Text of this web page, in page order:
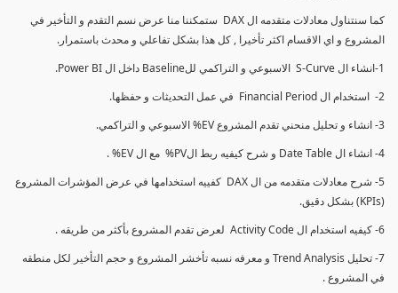
كما سنتناول معادلات متقدمه ال DAX ستمكننا منا عرض نسم التقدم و التأخير في
المشروع و اي الاقسام اكثر تأخيرا , كل هذا بشكل تفاعلي و محدث باستمرار.
1-انشاء ال S-Curve الاسبوعي و التراكمي للBaseline داخل ال Power BI.
2- استخدام ال Financial Period في عمل التحديثات و حفظها.
3- انشاء و تحليل منحني تقدم المشروع EV% الاسبوعي و التراكمي.
4- انشاء ال Date Table و شرح كيفيه ربط الPV% مع ال EV% .
5- شرح معادلات متقدمه من ال DAX كفييه استخدامها في عرض المؤشرات المشروع
(KPIs) بشكل دقيق.
6- كيفيه استخدام ال Activity Code لعرض تقدم المشروع بأكثر من طريقه .
7- تحليل Trend Analysis و معرفه نسبه تأخشر المشروع و حجم التأخير لكل منطقه
في المشروع .